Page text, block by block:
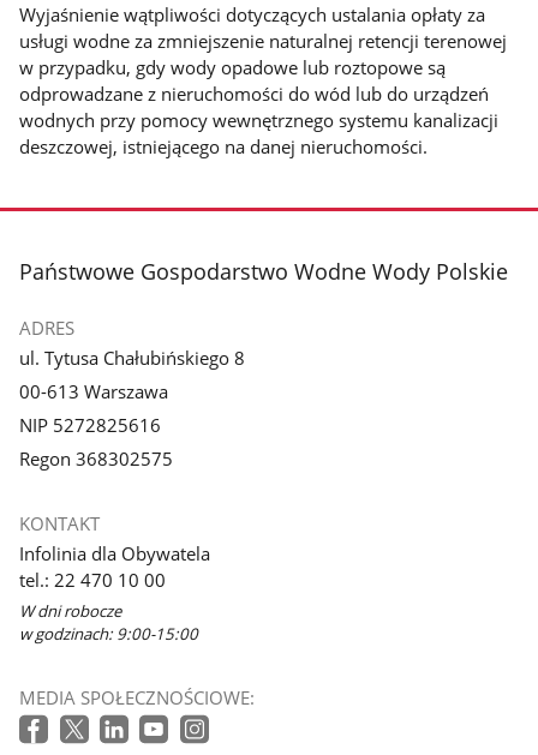
Wyjaśnienie wątpliwości dotyczących ustalania opłaty za
usługi wodne za zmniejszenie naturalnej retencji terenowej
w przypadku, gdy wody opadowe lub roztopowe są
odprowadzane z nieruchomości do wód lub do urządzeń
wodnych przy pomocy wewnętrznego systemu kanalizacji
deszczowej, istniejącego na danej nieruchomości.
stopka
Państwowe Gospodarstwo Wodne Wody Polskie
ADRES
ul. Tytusa Chałubińskiego 8
00-613 Warszawa
NIP 5272825616
Regon 368302575
KONTAKT
Infolinia dla Obywatela
tel.: 22 470 10 00
W dni robocze
w godzinach: 9:00-15:00
MEDIA SPOŁECZNOŚCIOWE: